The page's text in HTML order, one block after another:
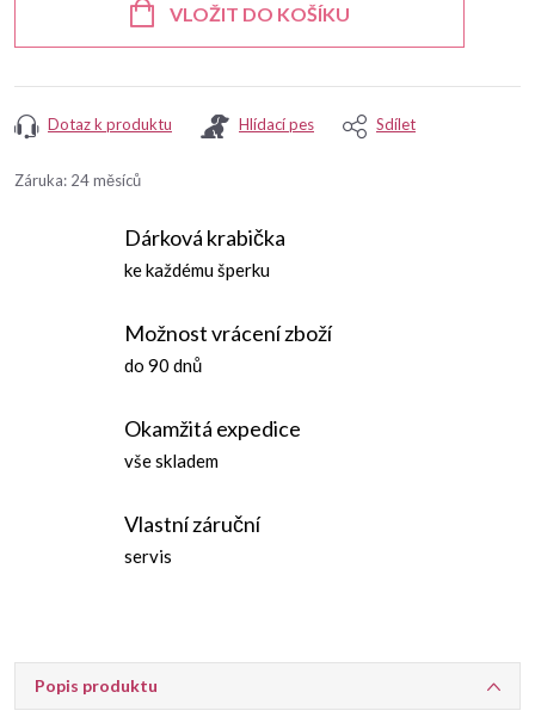
VLOŽIT DO KOŠÍKU
Dotaz k produktu Hlídací pes Sdílet
Záruka: 24 měsíců
Dárková krabička
ke každému šperku
Možnost vrácení zboží
do 90 dnů
Okamžitá expedice
vše skladem
Vlastní záruční
servis
Popis produktu